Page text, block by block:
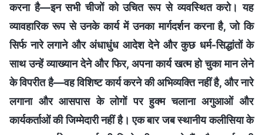
करना है—इन सभी चीजों को उचित रूप से व्यवस्थित करो। यह
व्यावहारिक रूप से उनके कार्य में उनका मार्गदर्शन करना है, जो कि
सिर्फ नारे लगाने और अंधाधुंध आदेश देने और कुछ धर्म-सिद्धांतों के
साथ उन्हें व्याख्यान देने और फिर, अपना कार्य खत्म हो चुका मान लेने
के विपरीत है—वह विशिष्ट कार्य करने की अभिव्यक्ति नहीं है, और नारे
लगाना और आसपास के लोगों पर हुक्म चलाना अगुआओं और
कार्यकर्ताओं की जिम्मेदारी नहीं है। एक बार जब स्थानीय कलीसिया के